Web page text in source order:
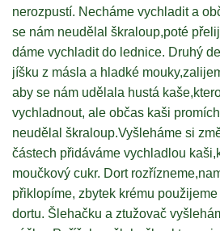
nerozpustí. Necháme vychladit a
se nám neudělal škraloup,poté
dáme vychladit do lednice. Druhý
jíšku z másla a hladké
aby se nám udělala hustá
vychladnout, ale občas kaši
neudělal škraloup.Vyšleháme si
částech přidáváme vychladlou
moučkový cukr. Dort
přiklopíme, zbytek krému
dortu. Šlehačku a ztužovač